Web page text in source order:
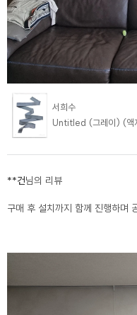
서희수
Untitled (그레이) (액
**건님의 리뷰
구매 후 설치까지 함께 진행하며